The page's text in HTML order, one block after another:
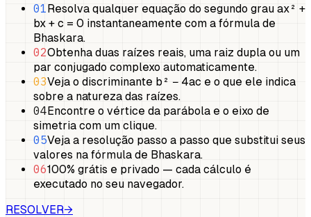
01Resolva qualquer equação do segundo grau ax² +
bx + c = 0 instantaneamente com a fórmula de
Bhaskara.
02Obtenha duas raízes reais, uma raiz dupla ou um
par conjugado complexo automaticamente.
03Veja o discriminante b² − 4ac e o que ele indica
sobre a natureza das raízes.
04Encontre o vértice da parábola e o eixo de
simetria com um clique.
05Veja a resolução passo a passo que substitui seus
valores na fórmula de Bhaskara.
06100% grátis e privado — cada cálculo é
executado no seu navegador.
RESOLVER→